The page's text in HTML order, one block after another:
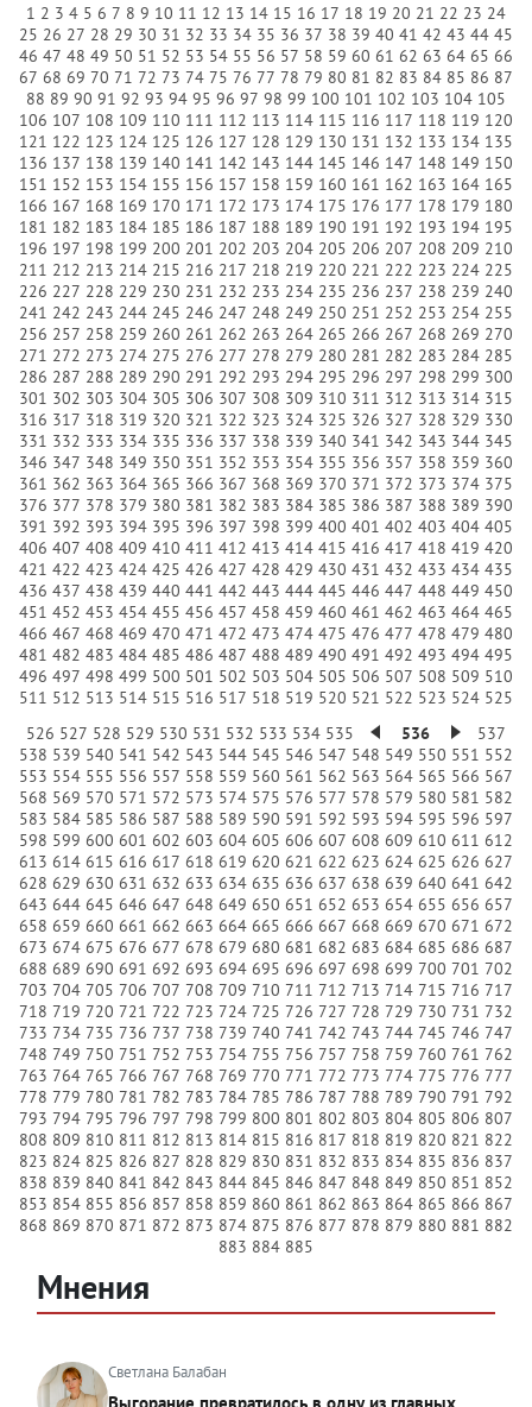
1 2 3 4 5 6 7 8 9 10 11 12 13 14 15 16 17 18 19 20 21 22 23 24
25 26 27 28 29 30 31 32 33 34 35 36 37 38 39 40 41 42 43 44 45
46 47 48 49 50 51 52 53 54 55 56 57 58 59 60 61 62 63 64 65 66
67 68 69 70 71 72 73 74 75 76 77 78 79 80 81 82 83 84 85 86 87
88 89 90 91 92 93 94 95 96 97 98 99 100 101 102 103 104 105
106 107 108 109 110 111 112 113 114 115 116 117 118 119 120
121 122 123 124 125 126 127 128 129 130 131 132 133 134 135
136 137 138 139 140 141 142 143 144 145 146 147 148 149 150
151 152 153 154 155 156 157 158 159 160 161 162 163 164 165
166 167 168 169 170 171 172 173 174 175 176 177 178 179 180
181 182 183 184 185 186 187 188 189 190 191 192 193 194 195
196 197 198 199 200 201 202 203 204 205 206 207 208 209 210
211 212 213 214 215 216 217 218 219 220 221 222 223 224 225
226 227 228 229 230 231 232 233 234 235 236 237 238 239 240
241 242 243 244 245 246 247 248 249 250 251 252 253 254 255
256 257 258 259 260 261 262 263 264 265 266 267 268 269 270
271 272 273 274 275 276 277 278 279 280 281 282 283 284 285
286 287 288 289 290 291 292 293 294 295 296 297 298 299 300
301 302 303 304 305 306 307 308 309 310 311 312 313 314 315
316 317 318 319 320 321 322 323 324 325 326 327 328 329 330
331 332 333 334 335 336 337 338 339 340 341 342 343 344 345
346 347 348 349 350 351 352 353 354 355 356 357 358 359 360
361 362 363 364 365 366 367 368 369 370 371 372 373 374 375
376 377 378 379 380 381 382 383 384 385 386 387 388 389 390
391 392 393 394 395 396 397 398 399 400 401 402 403 404 405
406 407 408 409 410 411 412 413 414 415 416 417 418 419 420
421 422 423 424 425 426 427 428 429 430 431 432 433 434 435
436 437 438 439 440 441 442 443 444 445 446 447 448 449 450
451 452 453 454 455 456 457 458 459 460 461 462 463 464 465
466 467 468 469 470 471 472 473 474 475 476 477 478 479 480
481 482 483 484 485 486 487 488 489 490 491 492 493 494 495
496 497 498 499 500 501 502 503 504 505 506 507 508 509 510
511 512 513 514 515 516 517 518 519 520 521 522 523 524 525
526 527 528 529 530 531 532 533 534 535 536
537
538 539 540 541 542 543 544 545 546 547 548 549 550 551 552
553 554 555 556 557 558 559 560 561 562 563 564 565 566 567
568 569 570 571 572 573 574 575 576 577 578 579 580 581 582
583 584 585 586 587 588 589 590 591 592 593 594 595 596 597
598 599 600 601 602 603 604 605 606 607 608 609 610 611 612
613 614 615 616 617 618 619 620 621 622 623 624 625 626 627
628 629 630 631 632 633 634 635 636 637 638 639 640 641 642
643 644 645 646 647 648 649 650 651 652 653 654 655 656 657
658 659 660 661 662 663 664 665 666 667 668 669 670 671 672
673 674 675 676 677 678 679 680 681 682 683 684 685 686 687
688 689 690 691 692 693 694 695 696 697 698 699 700 701 702
703 704 705 706 707 708 709 710 711 712 713 714 715 716 717
718 719 720 721 722 723 724 725 726 727 728 729 730 731 732
733 734 735 736 737 738 739 740 741 742 743 744 745 746 747
748 749 750 751 752 753 754 755 756 757 758 759 760 761 762
763 764 765 766 767 768 769 770 771 772 773 774 775 776 777
778 779 780 781 782 783 784 785 786 787 788 789 790 791 792
793 794 795 796 797 798 799 800 801 802 803 804 805 806 807
808 809 810 811 812 813 814 815 816 817 818 819 820 821 822
823 824 825 826 827 828 829 830 831 832 833 834 835 836 837
838 839 840 841 842 843 844 845 846 847 848 849 850 851 852
853 854 855 856 857 858 859 860 861 862 863 864 865 866 867
868 869 870 871 872 873 874 875 876 877 878 879 880 881 882
883 884 885
Мнения
Светлана Балабан
Выгорание превратилось в одну из главных